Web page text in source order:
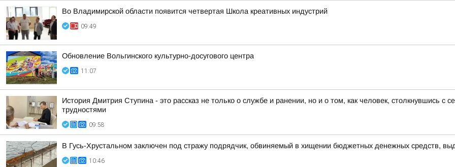
Во Владимирской области появится четвертая Школа креативных индустрий
09:49
Обновление Вольгинского культурно-досугового центра
11:07
История Дмитрия Ступина - это рассказ не только о службе и ранении, но и о том, как человек, столкнувшись с
трудностями
09:58
В Гусь-Хрустальном заключен под стражу подрядчик, обвиняемый в хищении бюджетных денежных средств,
10:46